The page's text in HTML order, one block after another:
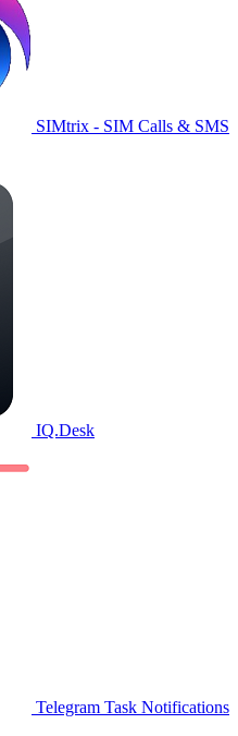
SIMtrix - SIM Calls & SMS
IQ.Desk
Telegram Task Notifications